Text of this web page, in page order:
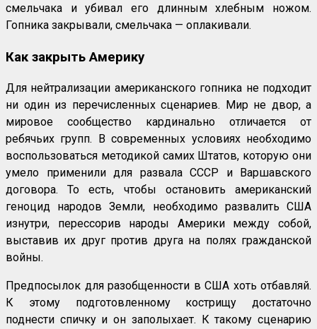
смельчака и убивал его длинным хлебным ножом.
Гопника закрывали, смельчака — оплакивали.
Как закрыть Америку
Для нейтрализации американского гопника не подходит
ни один из перечисленных сценариев. Мир не двор, а
мировое сообщество кардинально отличается от
ребячьих групп. В современных условиях необходимо
воспользоваться методикой самих Штатов, которую они
умело применили для развала СССР и Варшавского
договора. То есть, чтобы остановить американский
геноцид народов Земли, необходимо развалить США
изнутри, перессорив народы Америки между собой,
выставив их друг против друга на полях гражданской
войны.
Предпосылок для разобщенности в США хоть отбавляй.
К этому подготовленному кострищу достаточно
поднести спичку и он заполыхает. К такому сценарию